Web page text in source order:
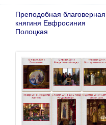
Преподобная благоверная
княгиня Евфросиния
Полоцкая